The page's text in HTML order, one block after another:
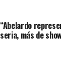
“Abelardo
seria, más de